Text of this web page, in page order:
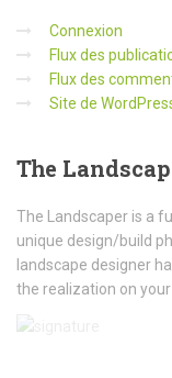
Connexion
Flux des
Flux des
Site de
The
The Landscaper is a
unique design/build
landscape designer
the realization on